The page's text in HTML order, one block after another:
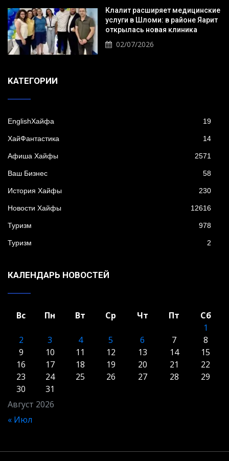
Клалит расширяет медицинские
услуги в Шломи: в районе Яарит
открылась новая клиника
02/07/2026
KАТЕГОРИИ
EnglishХайфа 19
XайФантастика 14
Афиша Хайфы 2571
Ваш Бизнес 58
История Хайфы 230
Новости Хайфы 12616
Туризм 978
Туризм 2
КАЛЕНДАРЬ НОВОСТЕЙ
Август 2026
Вс Пн Вт Ср Чт Пт
Сб
1
2
3 4 5 6 7
8
9
10 11 12 13 14
15
16
17 18 19 20 21
22
23
24 25 26 27 28
29
30
31
« Июл